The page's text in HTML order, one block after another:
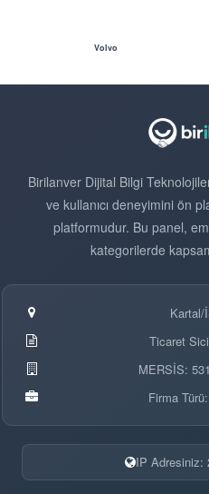
Volvo
Birilanver Dijital Bilgi
ve kullanıcı deneyimini ön
platformudur. Bu panel,
kategorilerde
Kartal/
Ticaret
MERSİS:
Firma
IP Adresiniz: